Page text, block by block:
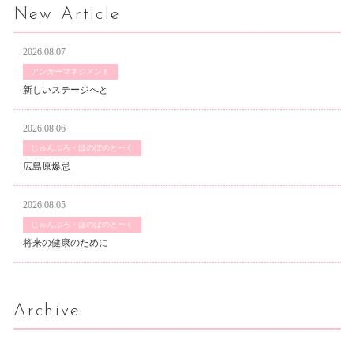
New Article
2026.08.07
アンガーマネジメント
新しいステージへと
2026.08.06
じゅんぶろ・ほのぼのとーく
広島原爆忌
2026.08.05
じゅんぶろ・ほのぼのとーく
将来の健康のために
Archive